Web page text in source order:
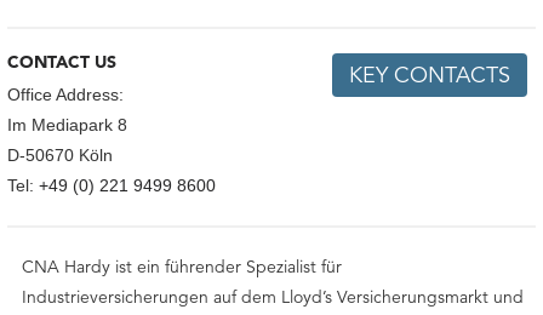
KEY CONTACTS
CONTACT US
Office Address:
Im Mediapark 8
D-50670 Köln
Tel: +49 (0) 221 9499 8600
CNA Hardy ist ein führender Spezialist für
Industrieversicherungen auf dem Lloyd’s Versicherungsmarkt und